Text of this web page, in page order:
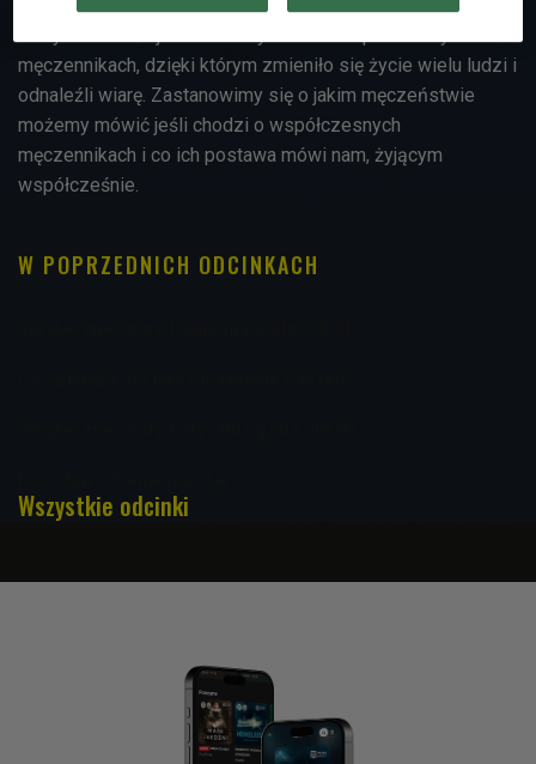
Wyjaśnimy dlaczego krew męczenników jest posiewem
męczennikach, dzięki którym zmieniło się życie wielu ludzi i
odnaleźli wiarę. Zastanowimy się o jakim męczeństwie
możemy mówić jeśli chodzi o współczesnych
męczennikach i co ich postawa mówi nam, żyjącym
współcześnie.
W POPRZEDNICH ODCINKACH
Wszystkie odcinki